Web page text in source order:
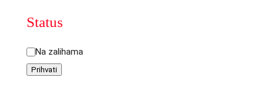
Status
Status
Na zalihama
Prihvati